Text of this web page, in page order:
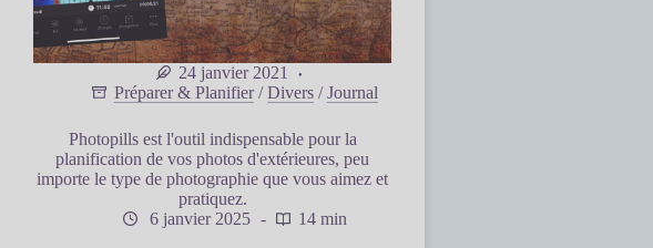
24 janvier 2021
Préparer & Planifier/Divers/Journal
Photopills est l'outil indispensable pour la
planification de vos photos d'extérieures, peu
importe le type de photographie que vous aimez et
pratiquez.
6 janvier 2025
14 min